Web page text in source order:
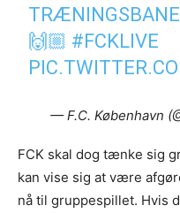
🙌🏼 #FCKLIVE
— F.C. København
FCK skal dog tænke sig
kan vise sig at være
nå til gruppespillet. Hvis